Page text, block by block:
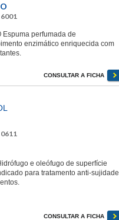
Espuma perfumada de
enzimático enriquecida com
CONSULTAR A FICHA
e oleófugo de superfície
para tratamento anti-sujidade
CONSULTAR A FICHA